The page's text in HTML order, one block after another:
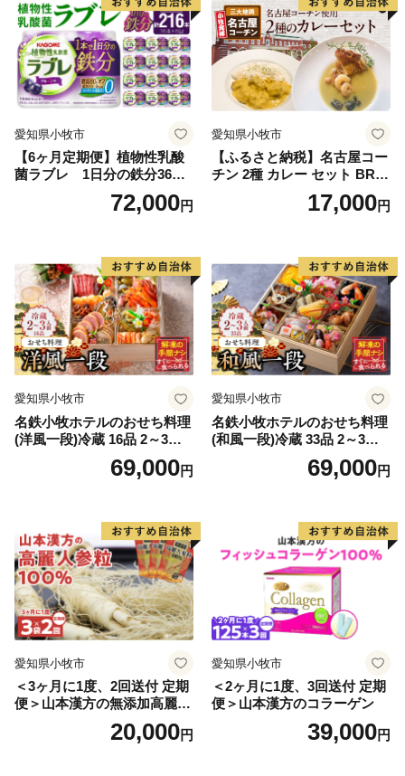
愛知県小牧市
【6ヶ月定期便】植物性乳酸
菌ラブレ 1日分の鉄分36本
（計216本） [052S11-T]
72,000円
愛知県小牧市
【ふるさと納税】名古屋コー
チン 2種 カレー セット BRIC
K CAFE ブリックカフェ グ
リーンカレー バターチキン
イル カレーライス 簡単調理
お取り寄せグルメ 時短飯 愛
知県 小牧市 送料無料
17,000円
愛知県小牧市
名鉄小牧ホテルのおせち料理
(洋風一段)冷蔵 16品 2～3人
前 2027年【数量限定 お申込
期限12/15】 解凍不要 ホテル
人気 新春 迎春おせち 定番お
せち 本格おせち 洋風おせち
縁起物おせち 12月31日 お届
け お正月 お取り寄せ
69,000円
愛知県小牧市
名鉄小牧ホテルのおせち料理
(和風一段)冷蔵 33品 2～3人
前 2027年【数量限定 お申込
期限12/15】 解凍不要 ホテル
人気 新春 迎春おせち 定番お
せち 本格おせち 和風おせち
縁起物おせち 12月31日 お届
け お正月 お取り寄せ
69,000円
愛知県小牧市
＜3ヶ月に1度、2回送付 定期
便＞山本漢方の無添加高麗人
20,000円
愛知県小牧市
＜2ヶ月に1度、3回送付 定期
便＞山本漢方のコラーゲン
39,000円